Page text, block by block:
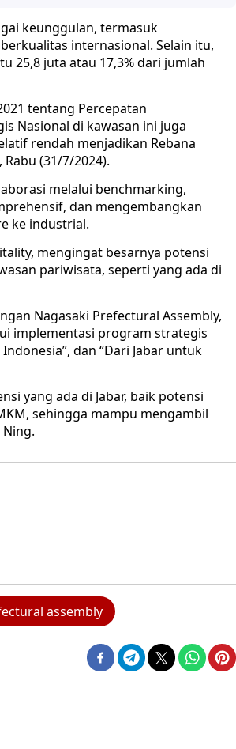
keunggulan, termasuk
internasional. Selain itu,
25,8 juta atau 17,3% dari jumlah
tentang Percepatan
Nasional di kawasan ini juga
rendah menjadikan Rebana
(31/7/2024).
melalui benchmarking,
dan mengembangkan
ke industrial.
mengingat besarnya potensi
pariwisata, seperti yang ada di
Nagasaki Prefectural Assembly,
implementasi program strategis
dan “Dari Jabar untuk
yang ada di Jabar, baik potensi
sehingga mampu mengambil
assembly